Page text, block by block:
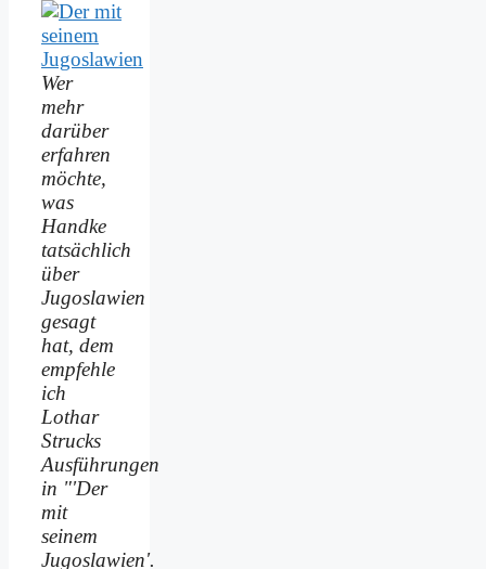
Wer
mehr
darüber
erfahren
möchte,
was
Handke
tatsächlich
über
Jugoslawien
gesagt
hat, dem
empfehle
ich
Lothar
Strucks
Ausführungen
in "'Der
mit
seinem
Jugoslawien'.